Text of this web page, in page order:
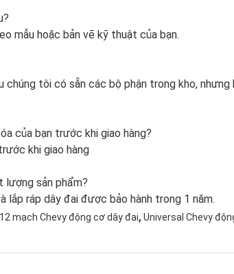
mẫu hoặc bản vẽ kỹ thuật của bạn.
chúng tôi có sẵn các bộ phận trong kho, nhưng
của bạn trước khi giao hàng?
khi giao hàng
lượng sản phẩm?
lắp ráp dây đai được bảo hành trong 1 năm.
12 mạch Chevy động cơ dây đai, Universal Chevy